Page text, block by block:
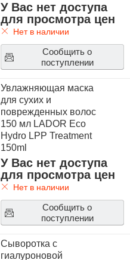
У Вас нет доступа
для просмотра цен
Нет в наличии
Сообщить о
поступлении
Увлажняющая маска
для сухих и
поврежденных волос
150 мл LADOR Eco
Hydro LPP Treatment
150ml
У Вас нет доступа
для просмотра цен
Нет в наличии
Сообщить о
поступлении
Сыворотка с
гиалуроновой